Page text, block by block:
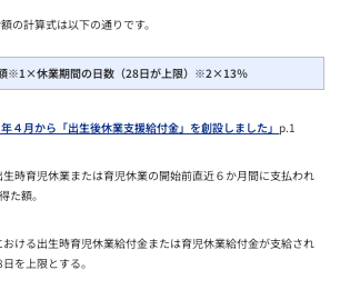
の計算式は以下の通りです。
※1×休業期間の日数（28日が上限）※2×13％
４月から「出生後休業支援給付金」を創設しました」 p.1
時育児休業または育児休業の開始前直近６か月間に支払われ
た額。
ける出生時育児休業給付金または育児休業給付金が支給され
を上限とする。